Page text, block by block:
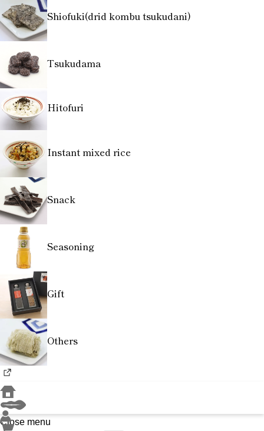
Shiofuki(drid kombu tsukudani)
Tsukudama
Hitofuri
Instant mixed rice
Snack
Seasoning
Gift
Others
Close menu